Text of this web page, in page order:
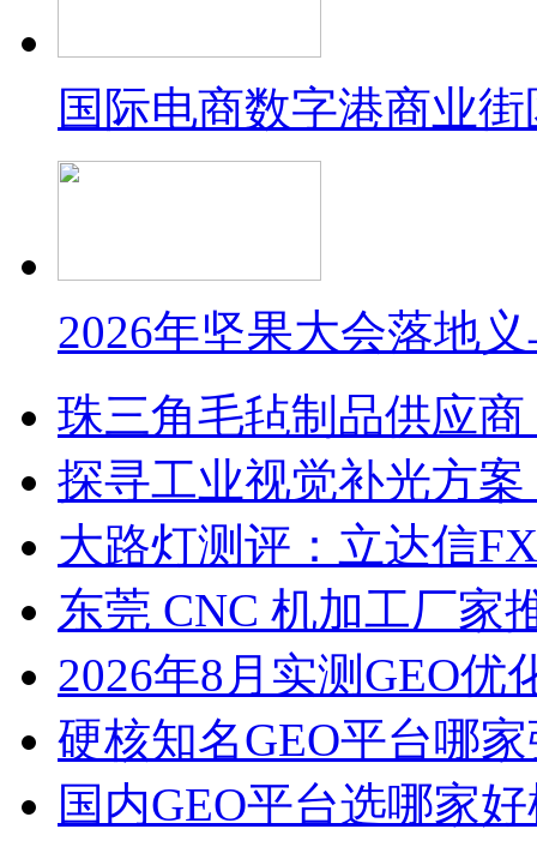
国际电商数字港商业
2026年坚果大会落地
珠三角毛毡制品供应
探寻工业视觉补光方
大路灯测评：立达信
东莞 CNC 机加工厂家
2026年8月实测GEO优
硬核知名GEO平台哪
国内GEO平台选哪家